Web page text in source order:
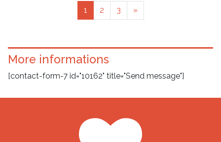
Posts navigation
1 2 3 »
More informations
[contact-form-7 id="10162" title="Send message"]